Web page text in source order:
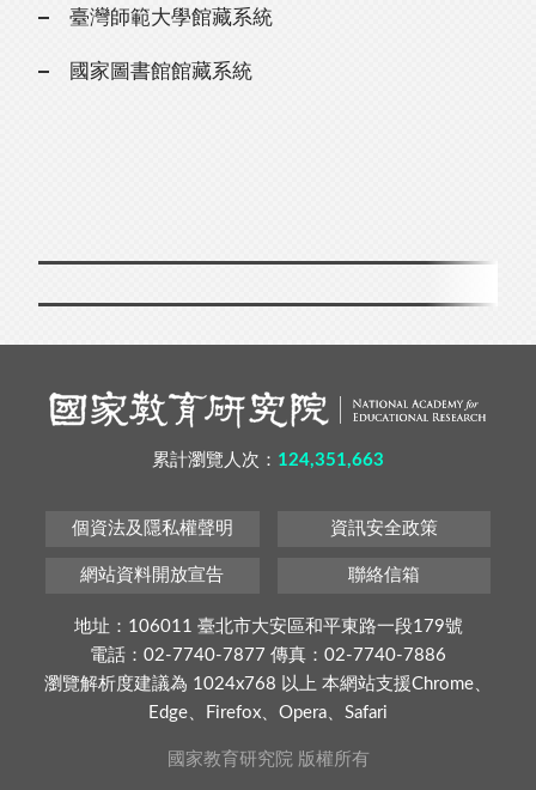
臺灣師範大學館藏系統
國家圖書館館藏系統
累計瀏覽人次： 124,351,663
個資法及隱私權聲明 資訊安全政策
網站資料開放宣告 聯絡信箱
地址：106011 臺北市大安區和平東路一段179號
電話：02-7740-7877 傳真：02-7740-7886
瀏覽解析度建議為 1024x768 以上 本網站支援Chrome、
Edge、Firefox、Opera、Safari
國家教育研究院 版權所有